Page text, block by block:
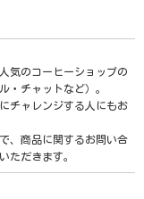
気のコーヒーショップの
・チャットなど）。
チャレンジする人にもお
、商品に関するお問い合
ただきます。